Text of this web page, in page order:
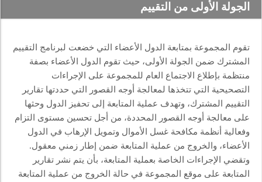
اتصل بنا
الجولة الأولى من التقييم
تقوم المجموعة بمتابعة الدول الأعضاء التي خضعت لبرنامج التقييم
المشترك ضمن الجولة الأولى، حيث تقوم الدول الأعضاء بصفة
منتظمة بإطلاع الاجتماع العام للمجموعة على الإجراءات
التصحيحية التي تتخذها لمعالجة أوجه القصور التي حددتها تقارير
التقييم المشترك، وتهدف عملية المتابعة إلى تحفيز الدول وحثها
على معالجة أوجه القصور المحددة، من أجل تحسين مستوى التزام
وفعالية أنظمة مكافحة غسل الأموال وتمويل الإرهاب في الدول
الأعضاء، والخروج من عملية المتابعة ضمن إطار زمني معقول.
وتقضي الإجراءات الخاصة بعملية المتابعة، بأن يتم نشر تقارير
المتابعة على موقع المجموعة في حالة الخروج من عملية المتابعة